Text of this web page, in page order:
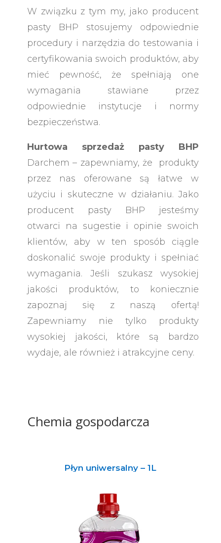
W związku z tym my, jako producent
pasty BHP stosujemy odpowiednie
procedury i narzędzia do testowania i
certyfikowania swoich produktów, aby
mieć pewność, że spełniają one
wymagania stawiane przez
odpowiednie instytucje i normy
bezpieczeństwa.
Hurtowa sprzedaż pasty BHP
Darchem – zapewniamy, że produkty
przez nas oferowane są łatwe w
użyciu i skuteczne w działaniu. Jako
producent pasty BHP jesteśmy
otwarci na sugestie i opinie swoich
klientów, aby w ten sposób ciągle
doskonalić swoje produkty i spełniać
wymagania. Jeśli szukasz wysokiej
jakości produktów, to koniecznie
zapoznaj się z naszą ofertą!
Zapewniamy nie tylko produkty
wysokiej jakości, które są bardzo
wydaje, ale również i atrakcyjne ceny.
Chemia gospodarcza
Płyn uniwersalny – 1L